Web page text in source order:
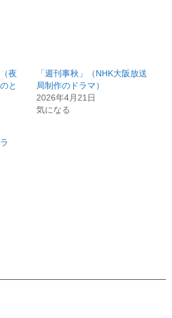
夜
と
「週刊事秋」（NHK大阪放送
局制作のドラマ）
2026年4月21日
気になる